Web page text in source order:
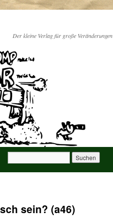
Der kleine Verlag für große Veränderungen
sein? (a46)